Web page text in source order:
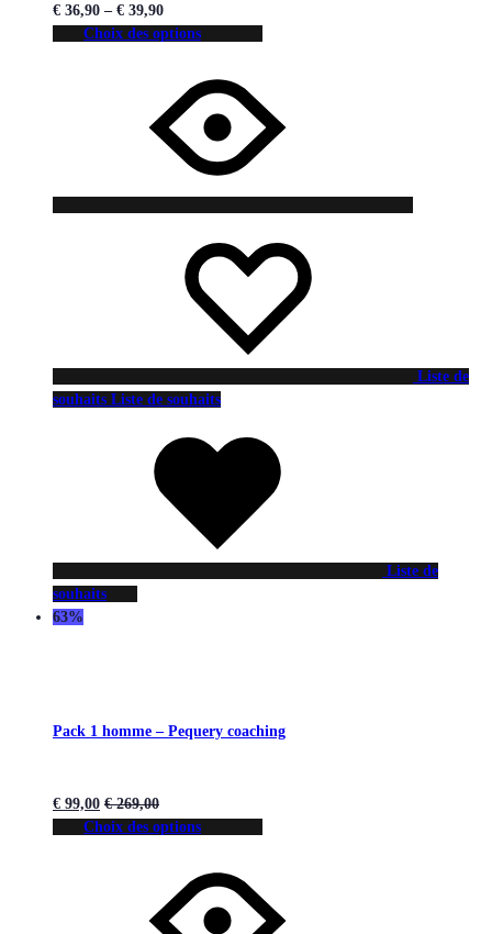
€ 36,90 – € 39,90
Choix des options
Liste de
souhaits Liste de souhaits
Liste de
souhaits
63%
Pack 1 homme – Pequery coaching
€ 99,00 €269,00
Choix des options